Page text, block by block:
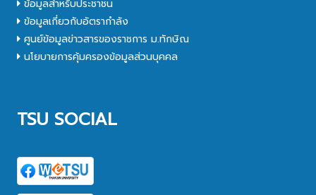
ข้อมูลสำหรับประชาชน
ข้อมูลเกี่ยวกับอัตรากำลัง
ศูนย์ข้อมูลข่าวสารของราชการ ม.ทักษิณ
นโยบายการคุ้มครองข้อมูลส่วนบุคคล
TSU SOCIAL